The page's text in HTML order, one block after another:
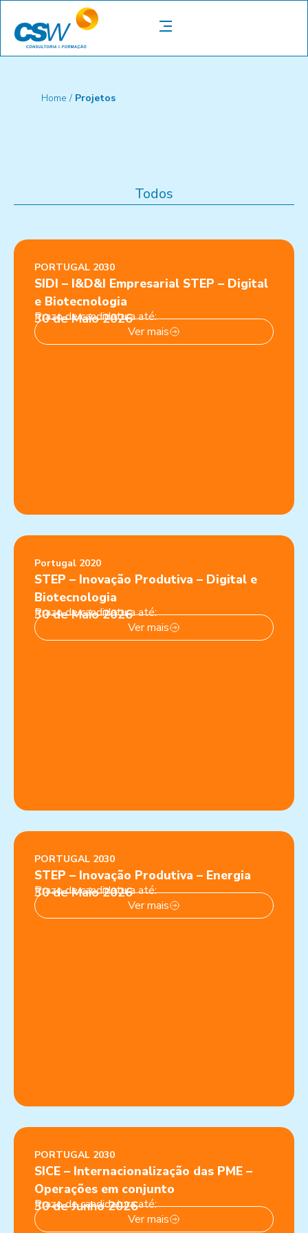
Home / Projetos
Todos
PORTUGAL 2030
SIDI – I&D&I Empresarial STEP – Digital
e Biotecnologia
Prazo de candidatura até:
30 de Maio 2026
Ver mais
Portugal 2020
STEP – Inovação Produtiva – Digital e
Biotecnologia
Prazo de candidatura até:
30 de Maio 2026
Ver mais
PORTUGAL 2030
STEP – Inovação Produtiva – Energia
Prazo de candidatura até:
30 de Maio 2026
Ver mais
PORTUGAL 2030
SICE – Internacionalização das PME –
Operações em conjunto
Prazo de candidatura até:
30 de Junho 2026
Ver mais